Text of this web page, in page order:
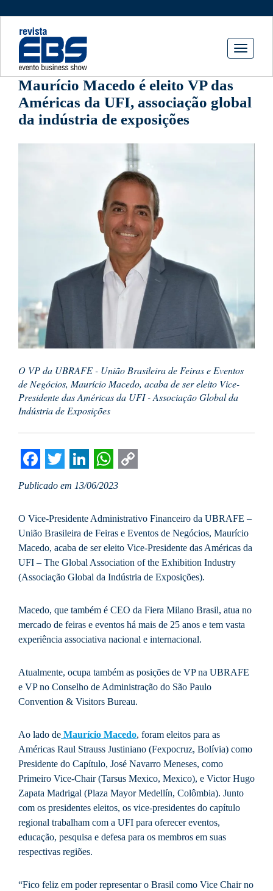
Toggle
Maurício Macedo é eleito VP das
Américas da UFI, associação global
da indústria de exposições
O VP da UBRAFE - União Brasileira de Feiras e Eventos
de Negócios, Maurício Macedo, acaba de ser eleito Vice-
Presidente das Américas da UFI - Associação Global da
Indústria de Exposições
Facebook
Twitter
LinkedIn
WhatsApp
Publicado em 13/06/2023
O Vice-Presidente Administrativo Financeiro da UBRAFE –
União Brasileira de Feiras e Eventos de Negócios, Maurício
Macedo, acaba de ser eleito Vice-Presidente das Américas da
UFI – The Global Association of the Exhibition Industry
(Associação Global da Indústria de Exposições).
Macedo, que também é CEO da Fiera Milano Brasil, atua no
mercado de feiras e eventos há mais de 25 anos e tem vasta
experiência associativa nacional e internacional.
Atualmente, ocupa também as posições de VP na UBRAFE
e VP no Conselho de Administração do São Paulo
Convention & Visitors Bureau.
Ao lado de Maurício Macedo, foram eleitos para as
Américas Raul Strauss Justiniano (Fexpocruz, Bolívia) como
Presidente do Capítulo, José Navarro Meneses, como
Primeiro Vice-Chair (Tarsus Mexico, Mexico), e Victor Hugo
Zapata Madrigal (Plaza Mayor Medellín, Colômbia). Junto
com os presidentes eleitos, os vice-presidentes do capítulo
regional trabalham com a UFI para oferecer eventos,
educação, pesquisa e defesa para os membros em suas
respectivas regiões.
“Fico feliz em poder representar o Brasil como Vice Chair no